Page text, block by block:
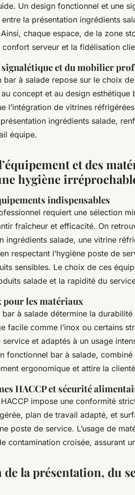
Un design fonctionnel et une
la présentation ingrédients
chaque espace, de la zone
serveur et la fidélisation
et du mobilier
bar à salade repose sur le choix
concept et au design
l’intégration de vitrines
ingrédients salade,
équipe.
et des
hygiène
indispensables
requiert une sélection
fraîcheur et efficacité. On
ingrédients salade, une vitrine
respectant l’hygiène poste de
sensibles. Le choix de ces
salade et la rapidité du
pour les matériaux
à salade détermine la
facile comme l’inox ou certains
service et adaptés à un usage
fonctionnel bar à salade,
ergonomique et attire la
HACCP et sécurité
impose une conformité
plan de travail adapté, et
poste de service. L’usage de
contamination croisée, assurant
la présentation, du